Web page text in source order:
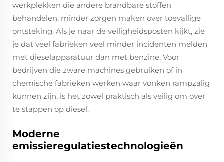
werkplekken die andere brandbare stoffen
behandelen, minder zorgen maken over toevallige
ontsteking. Als je naar de veiligheidsposten kijkt, zie
je dat veel fabrieken veel minder incidenten melden
met dieselapparatuur dan met benzine. Voor
bedrijven die zware machines gebruiken of in
chemische fabrieken werken waar vonken rampzalig
kunnen zijn, is het zowel praktisch als veilig om over
te stappen op diesel.
Moderne
emissieregulatiestechnologieën